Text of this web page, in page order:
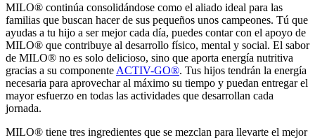
MILO® continúa consolidándose como el aliado ideal para las
familias que buscan hacer de sus pequeños unos campeones. Tú que
ayudas a tu hijo a ser mejor cada día, puedes contar con el apoyo de
MILO® que contribuye al desarrollo físico, mental y social. El sabor
de MILO® no es solo delicioso, sino que aporta energía nutritiva
gracias a su componente ACTIV-GO®. Tus hijos tendrán la energía
necesaria para aprovechar al máximo su tiempo y puedan entregar el
mayor esfuerzo en todas las actividades que desarrollan cada
jornada.
MILO® tiene tres ingredientes que se mezclan para llevarte el mejor